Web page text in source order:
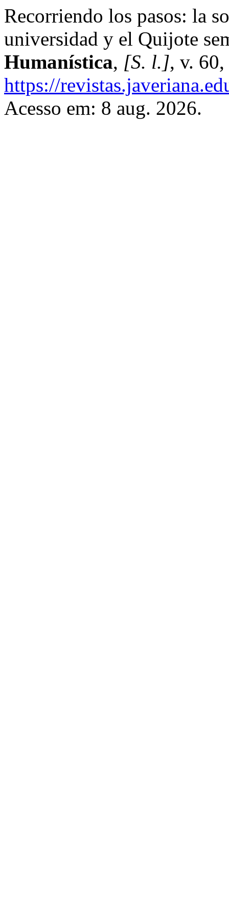
Recorriendo los pasos: la
universidad y el Quijote
Humanística, [S. l.], v.
https://
Acesso em: 8 aug. 2026.